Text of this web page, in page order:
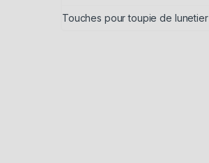
Touches pour toupie de lunetier